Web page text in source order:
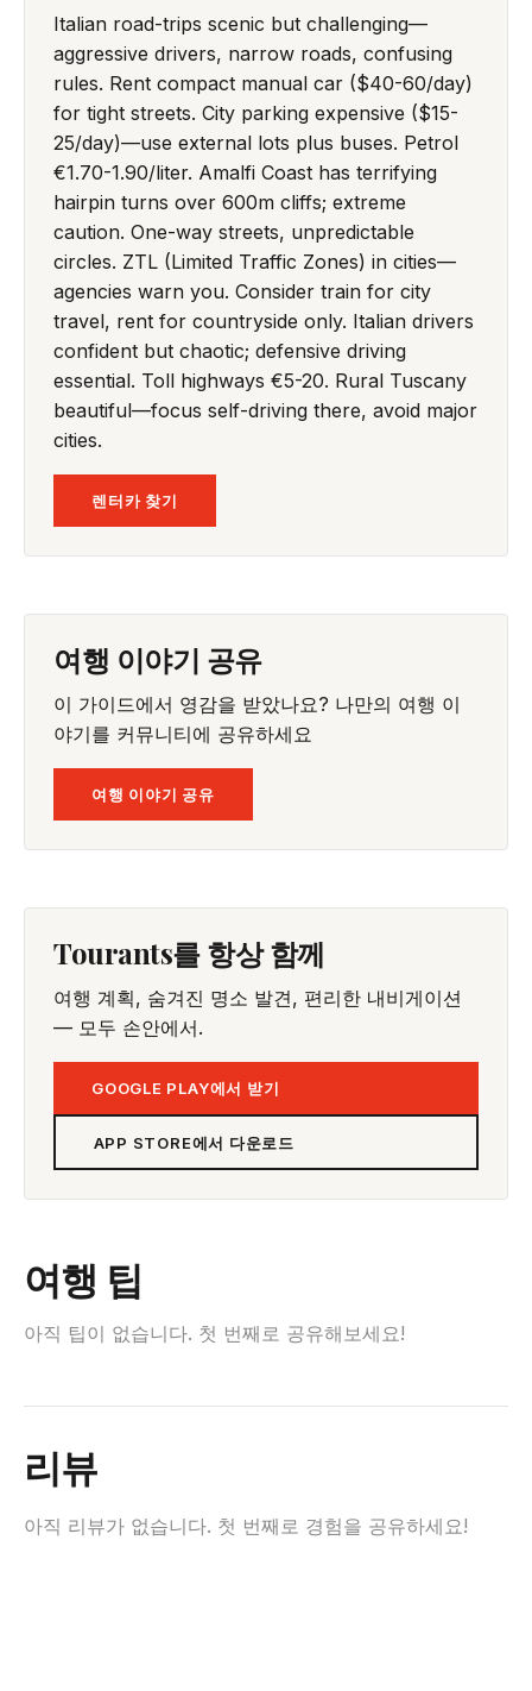
Italian road-trips scenic but challenging—
aggressive drivers, narrow roads, confusing
rules. Rent compact manual car ($40-60/day)
for tight streets. City parking expensive ($15-
25/day)—use external lots plus buses. Petrol
€1.70-1.90/liter. Amalfi Coast has terrifying
hairpin turns over 600m cliffs; extreme
caution. One-way streets, unpredictable
circles. ZTL (Limited Traffic Zones) in cities—
agencies warn you. Consider train for city
travel, rent for countryside only. Italian drivers
confident but chaotic; defensive driving
essential. Toll highways €5-20. Rural Tuscany
beautiful—focus self-driving there, avoid major
cities.
렌터카 찾기
여행 이야기 공유
이 가이드에서 영감을 받았나요? 나만의 여행 이
야기를 커뮤니티에 공유하세요
여행 이야기 공유
Tourants를 항상 함께
여행 계획, 숨겨진 명소 발견, 편리한 내비게이션
— 모두 손안에서.
GOOGLE PLAY에서 받기
APP STORE에서 다운로드
여행 팁
아직 팁이 없습니다. 첫 번째로 공유해보세요!
리뷰
아직 리뷰가 없습니다. 첫 번째로 경험을 공유하세요!